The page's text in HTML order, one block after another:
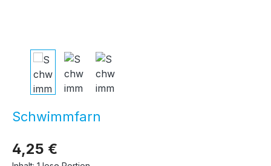
Schwimmfarn
4,25 €